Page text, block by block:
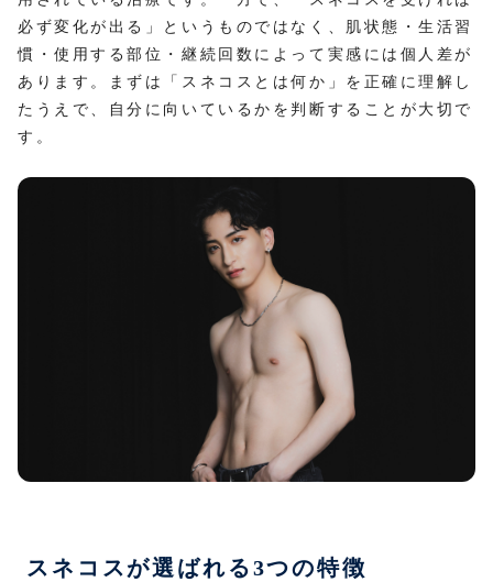
必ず変化が出る」というものではなく、肌状態・生活習
慣・使用する部位・継続回数によって実感には個人差が
あります。まずは「スネコスとは何か」を正確に理解し
たうえで、自分に向いているかを判断することが大切で
す。
スネコスが選ばれる3つの特徴